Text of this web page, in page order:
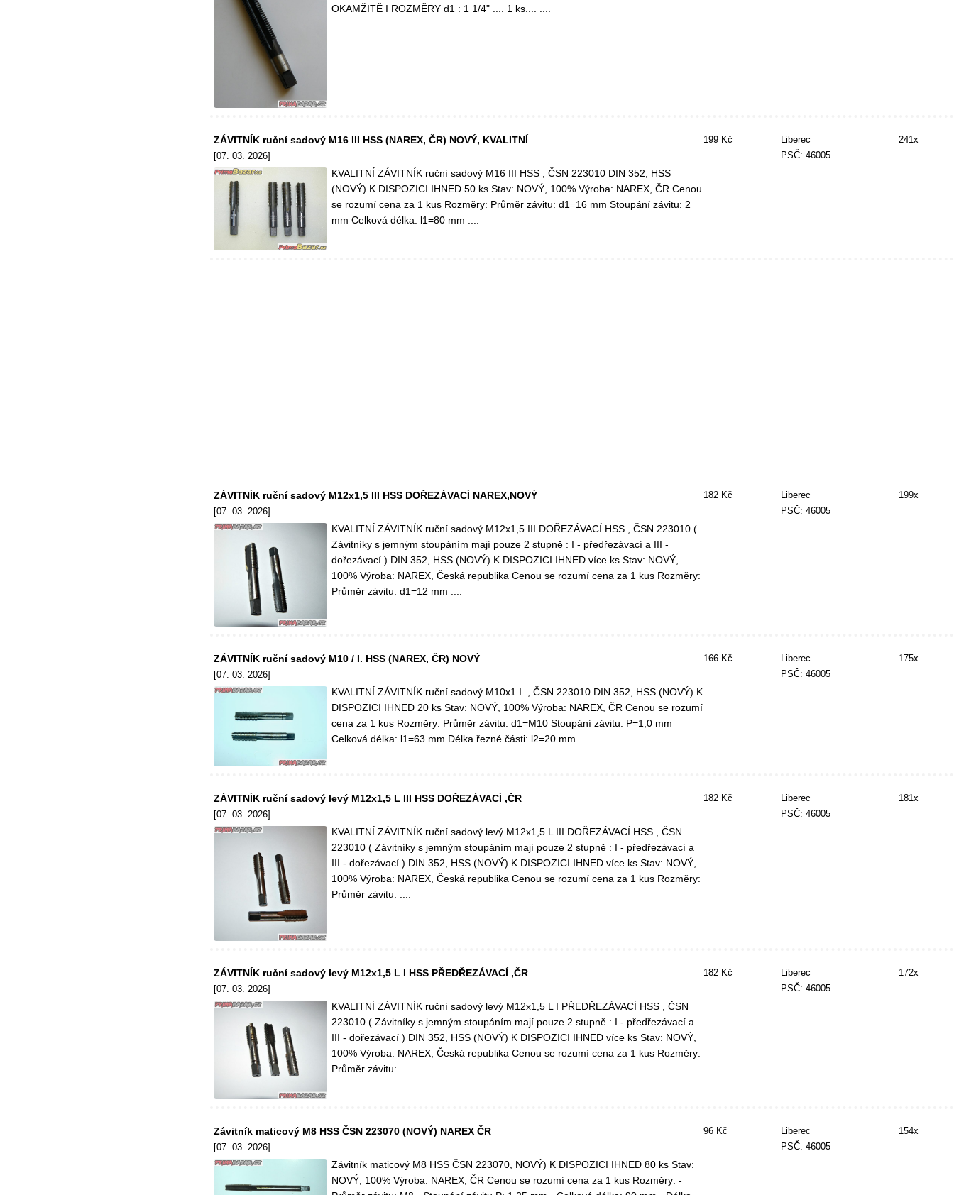
OKAMŽITĚ I ROZMĚRY d1 : 1 1/4" .... 1 ks.... ....
ZÁVITNÍK ruční sadový M16 III HSS (NAREX, ČR) NOVÝ, KVALITNÍ
[07. 03. 2026]
KVALITNÍ ZÁVITNÍK ruční sadový M16 III HSS , ČSN 223010 DIN 352, HSS
(NOVÝ) K DISPOZICI IHNED 50 ks Stav: NOVÝ, 100% Výroba: NAREX, ČR Cenou
se rozumí cena za 1 kus Rozměry: Průměr závitu: d1=16 mm Stoupání závitu: 2
mm Celková délka: l1=80 mm ....
199 Kč
Liberec
PSČ: 46005
241x
ZÁVITNÍK ruční sadový M12x1,5 III HSS DOŘEZÁVACÍ NAREX,NOVÝ
[07. 03. 2026]
KVALITNÍ ZÁVITNÍK ruční sadový M12x1,5 III DOŘEZÁVACÍ HSS , ČSN 223010 (
Závitníky s jemným stoupáním mají pouze 2 stupně : I - předřezávací a III -
dořezávací ) DIN 352, HSS (NOVÝ) K DISPOZICI IHNED více ks Stav: NOVÝ,
100% Výroba: NAREX, Česká republika Cenou se rozumí cena za 1 kus Rozměry:
Průměr závitu: d1=12 mm ....
182 Kč
Liberec
PSČ: 46005
199x
ZÁVITNÍK ruční sadový M10 / I. HSS (NAREX, ČR) NOVÝ
[07. 03. 2026]
KVALITNÍ ZÁVITNÍK ruční sadový M10x1 I. , ČSN 223010 DIN 352, HSS (NOVÝ) K
DISPOZICI IHNED 20 ks Stav: NOVÝ, 100% Výroba: NAREX, ČR Cenou se rozumí
cena za 1 kus Rozměry: Průměr závitu: d1=M10 Stoupání závitu: P=1,0 mm
Celková délka: l1=63 mm Délka řezné části: l2=20 mm ....
166 Kč
Liberec
PSČ: 46005
175x
ZÁVITNÍK ruční sadový levý M12x1,5 L III HSS DOŘEZÁVACÍ ,ČR
[07. 03. 2026]
KVALITNÍ ZÁVITNÍK ruční sadový levý M12x1,5 L III DOŘEZÁVACÍ HSS , ČSN
223010 ( Závitníky s jemným stoupáním mají pouze 2 stupně : I - předřezávací a
III - dořezávací ) DIN 352, HSS (NOVÝ) K DISPOZICI IHNED více ks Stav: NOVÝ,
100% Výroba: NAREX, Česká republika Cenou se rozumí cena za 1 kus Rozměry:
Průměr závitu: ....
182 Kč
Liberec
PSČ: 46005
181x
ZÁVITNÍK ruční sadový levý M12x1,5 L I HSS PŘEDŘEZÁVACÍ ,ČR
[07. 03. 2026]
KVALITNÍ ZÁVITNÍK ruční sadový levý M12x1,5 L I PŘEDŘEZÁVACÍ HSS , ČSN
223010 ( Závitníky s jemným stoupáním mají pouze 2 stupně : I - předřezávací a
III - dořezávací ) DIN 352, HSS (NOVÝ) K DISPOZICI IHNED více ks Stav: NOVÝ,
100% Výroba: NAREX, Česká republika Cenou se rozumí cena za 1 kus Rozměry:
Průměr závitu: ....
182 Kč
Liberec
PSČ: 46005
172x
Závitník maticový M8 HSS ČSN 223070 (NOVÝ) NAREX ČR
[07. 03. 2026]
Závitník maticový M8 HSS ČSN 223070, NOVÝ) K DISPOZICI IHNED 80 ks Stav:
NOVÝ, 100% Výroba: NAREX, ČR Cenou se rozumí cena za 1 kus Rozměry: -
96 Kč
Liberec
PSČ: 46005
154x